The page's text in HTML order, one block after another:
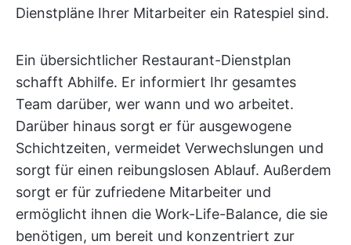
Dienstpläne Ihrer Mitarbeiter ein Ratespiel sind.
Ein übersichtlicher Restaurant-Dienstplan
schafft Abhilfe. Er informiert Ihr gesamtes
Team darüber, wer wann und wo arbeitet.
Darüber hinaus sorgt er für ausgewogene
Schichtzeiten, vermeidet Verwechslungen und
sorgt für einen reibungslosen Ablauf. Außerdem
sorgt er für zufriedene Mitarbeiter und
ermöglicht ihnen die Work-Life-Balance, die sie
benötigen, um bereit und konzentriert zur